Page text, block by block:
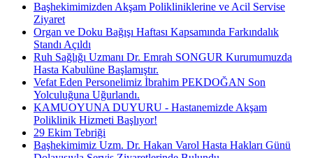
Başhekimimizden Akşam Polikliniklerine ve Acil Servise
Ziyaret
Organ ve Doku Bağışı Haftası Kapsamında Farkındalık
Standı Açıldı
Ruh Sağlığı Uzmanı Dr. Emrah SONGUR Kurumumuzda
Hasta Kabulüne Başlamıştır.
Vefat Eden Personelimiz İbrahim PEKDOĞAN Son
Yolculuğuna Uğurlandı.
KAMUOYUNA DUYURU - Hastanemizde Akşam
Poliklinik Hizmeti Başlıyor!
29 Ekim Tebriği
Başhekimimiz Uzm. Dr. Hakan Varol Hasta Hakları Günü